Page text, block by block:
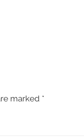
marked *